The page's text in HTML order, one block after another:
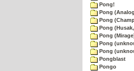
Pong!
Pong
Pong
Pong
Pong
Pong
Pong
Pongblast
Pongo